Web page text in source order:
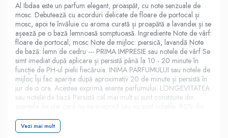
Al Ibdaa este un parfum elegant, proaspăt, cu note senzuale de
mosc. Debutează cu acorduri delicate de floare de portocal și
mosc, apoi te învăluie cu aroma curată și proapătă a lavandei și se
așează pe o bază lemnoasă somptuoasă. Ingrediente Note de vârf:
floare de portocal, mosc Note de mijloc: piersică, lavandă Note
de bază: lemn de cedru --- PRIMA IMPRESIE sau notele de vârf Se
simt imediat după aplicare și persistă până la 10 - 20 minute în
funcție de PH-ul pielii fiecăruia. INIMA PARFUMULUI sau notele de
mijloc Își fac apariția după aproximativ 20 de minute și persistă în
jur de o ora. Acestea exprimă esența parfumului. LONGEVITATEA
sau notele de bază Persistă cel mai mult și sunt constituite din
6423080616987
Vezi mai mult